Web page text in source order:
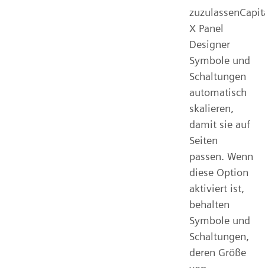
X Panel
Designer
Symbole und
Schaltungen
automatisch
skalieren,
damit sie auf
Seiten
passen. Wenn
diese Option
aktiviert ist,
behalten
Symbole und
Schaltungen,
deren Größe